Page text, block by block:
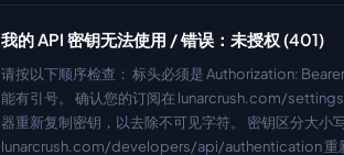
我的 API 密钥无法使用 / 错误：未授权 (401)
请按以下顺序检查： 标头必须是 Authorization:
能有引号。 确认您的订阅在 lunarcrush.com/
器重新复制密钥，以去除不可见字符。 密钥区分大小
lunarcrush.com/developers/api/authentication 重